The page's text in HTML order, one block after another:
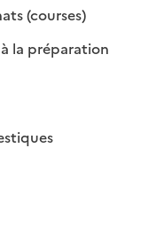
(courses): disponible
: non
la préparation
: disponible
: non disponible